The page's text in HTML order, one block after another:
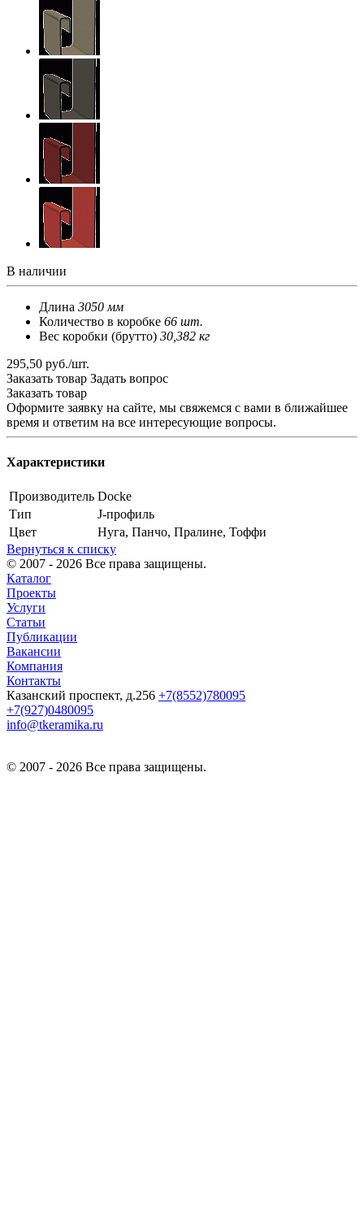
В наличии
Длина 3050 мм
Количество в коробке 66 шт.
Вес коробки (брутто) 30,382 кг
295,50 руб./шт.
Заказать товар Задать вопрос
Заказать товар
Оформите заявку на сайте, мы свяжемся с вами в ближайшее
время и ответим на все интересующие вопросы.
Характеристики
Производитель Docke
Тип
J-профиль
Цвет
Нуга, Панчо, Пралине, Тоффи
Вернуться к списку
© 2007 - 2026 Все права защищены.
Каталог
Проекты
Услуги
Статьи
Публикации
Вакансии
Компания
Контакты
Казанский проспект, д.256 +7(8552)780095
+7(927)0480095
info@tkeramika.ru
© 2007 - 2026 Все права защищены.